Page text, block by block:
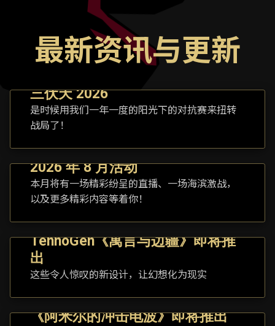
最新资讯与更新
三伏天 2026
是时候用我们一年一度的阳光下的对抗赛来扭转
战局了！
2026 年 8 月活动
本月将有一场精彩纷呈的直播、一场海滨激战，
以及更多精彩内容等着你！
TennoGen《寓言与边疆》即将推
出
这些令人惊叹的新设计，让幻想化为现实
《阿米尔的冲击电波》即将推出